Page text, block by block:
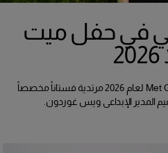
في حفل ميت
حضرت فيتوريا تشيريتي حفل Met Gala لعام 2026 مرتدية فستاناً مخصصاً
المدير الإبداعي ويس غوردون.